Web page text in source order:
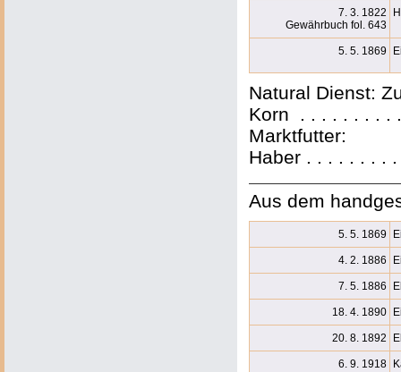
7. 3. 1822
Gewährbuch fol. 643
5. 5. 1869
Natural Dienst:
Korn . . . . . . . . .
Marktfutter:
Haber . . . . . . . .
Aus dem
5. 5. 1869
4. 2. 1886
7. 5. 1886
18. 4. 1890
20. 8. 1892
6. 9. 1918